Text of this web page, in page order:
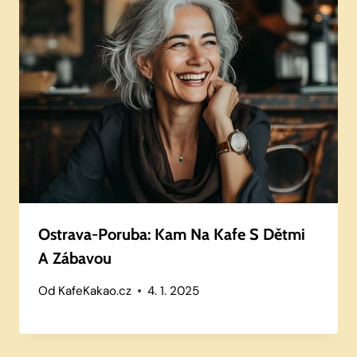
Ostrava-Poruba: Kam Na Kafe S Dětmi
A Zábavou
Od KafeKakao.cz 4. 1. 2025